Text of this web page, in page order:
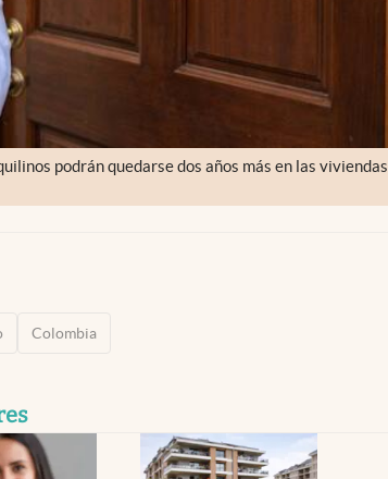
podrán quedarse dos años más en las viviendas.
Colombia